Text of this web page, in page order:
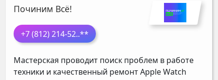
Починим Всё!
+7 (812) 214-52..**
Мастерская проводит поиск проблем в работе
техники и качественный ремонт Apple Watch